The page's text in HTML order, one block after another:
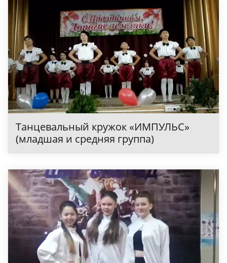
Танцевальный кружок «ИМПУЛЬС»
(младшая и средняя группа)